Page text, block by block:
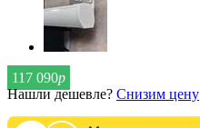
117 090р
Нашли дешевле? Снизим цену